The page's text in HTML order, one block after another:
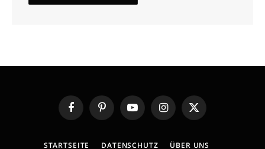
FacebookPinterestYouTubeInstagram
X
(Twitter)
STARTSEITE DATENSCHUTZ ÜBER UNS